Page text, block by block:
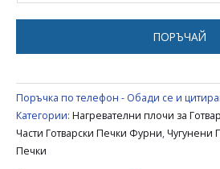
ИЗВОДА
ТЕРМОСТАТ
UNIVERSAL
ПОРЪЧАЙ
Поръчка по телефон - Обади се и
Категории: Нагревателни плочи за
Части Готварски Печки Фурни,Чугунени
Печки